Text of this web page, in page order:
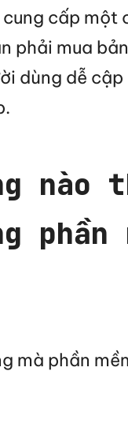
cấp một
phải mua
dùng dễ
nào
phần
mà phần